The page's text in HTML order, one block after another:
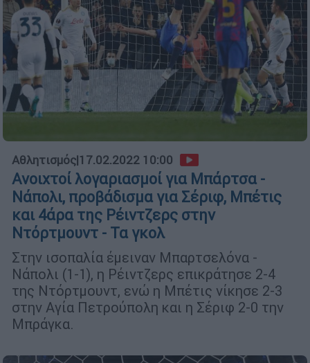
Αθλητισμός|17.02.2022 10:00
Ανοιχτοί λογαριασμοί για Μπάρτσα -
Νάπολι, προβάδισμα για Σέριφ, Μπέτις
και 4άρα της Ρέιντζερς στην
Ντόρτμουντ - Τα γκολ
Στην ισοπαλία έμειναν Μπαρτσελόνα -
Νάπολι (1-1), η Ρέιντζερς επικράτησε 2-4
της Ντόρτμουντ, ενώ η Μπέτις νίκησε 2-3
στην Αγία Πετρούπολη και η Σέριφ 2-0 την
Μπράγκα.